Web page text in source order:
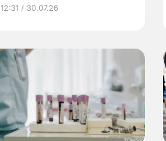
12:31 / 30.07.26